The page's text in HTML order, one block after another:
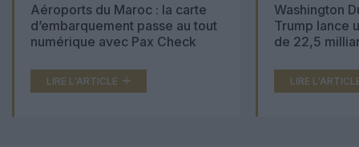
Aéroports du Maroc : la carte
d’embarquement passe au tout
numérique avec Pax Check
LIRE L'ARTICLE
Washington
Trump lance
de 22,5
LIRE